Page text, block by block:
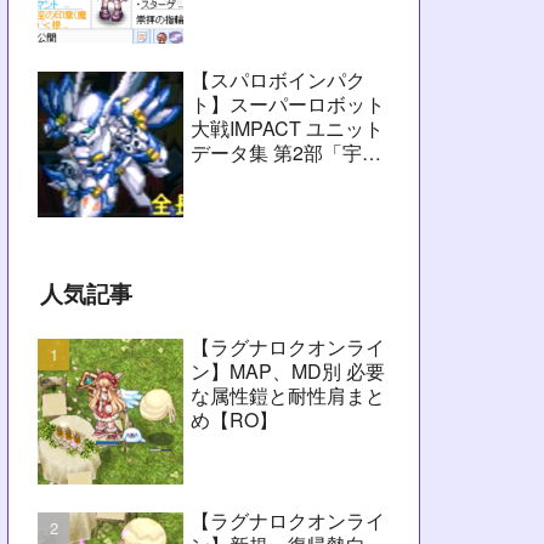
【スパロボインパク
ト】スーパーロボット
大戦IMPACT ユニット
データ集 第2部「宇宙
人気記事
【ラグナロクオンライ
ン】MAP、MD別 必要
な属性鎧と耐性肩まと
め【RO】
【ラグナロクオンライ